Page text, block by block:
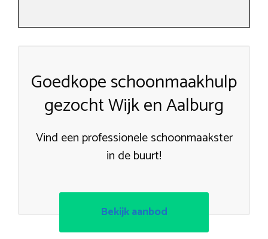
Goedkope schoonmaakhulp
gezocht Wijk en Aalburg
Vind een professionele schoonmaakster
in de buurt!
Bekijk aanbod